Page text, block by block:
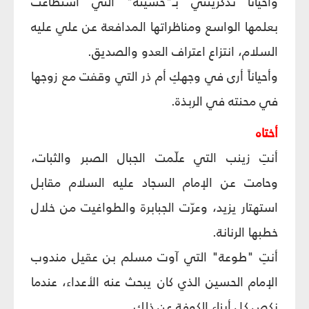
بعلمها الواسع ومناظراتها المدافعة عن علي عليه
السلام، انتزاع اعتراف العدو والصديق.
وأحياناً أرى في وجهكِ أم ذر التي وقفت مع زوجها
في محنته في الربذة.
أختاه
أنتِ زينب التي علّمت الجبال الصبر والثبات،
وحامت عن الإمام السجاد عليه السلام مقابل
استهتار يزيد، وعرّت الجبابرة والطواغيت من خلال
خطبها الرنانة.
أنتِ "طوعة" التي آوت مسلم بن عقيل مندوب
الإمام الحسين الذي كان يبحث عنه الأعداء، عندما